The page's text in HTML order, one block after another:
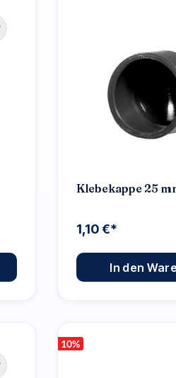
Klebekappe 25
1,10 €*
In den
10%